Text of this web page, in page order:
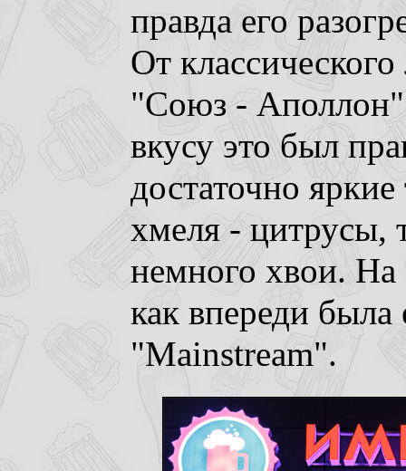
правда его
От
"Союз -
вкусу это был
достаточно
хмеля - цитрусы,
немного хвои. На
как впереди была
"Mainstream".